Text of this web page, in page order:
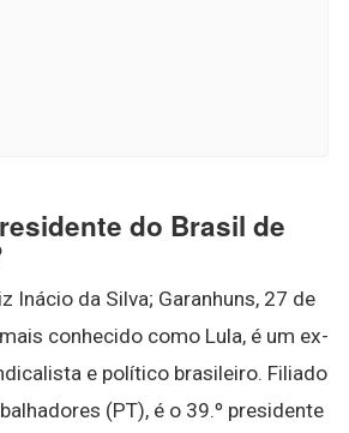
do Brasil de
Inácio da Silva; Garanhuns, 27 de
conhecido como Lula, é um ex-
e político brasileiro. Filiado
(PT), é o 39.º presidente